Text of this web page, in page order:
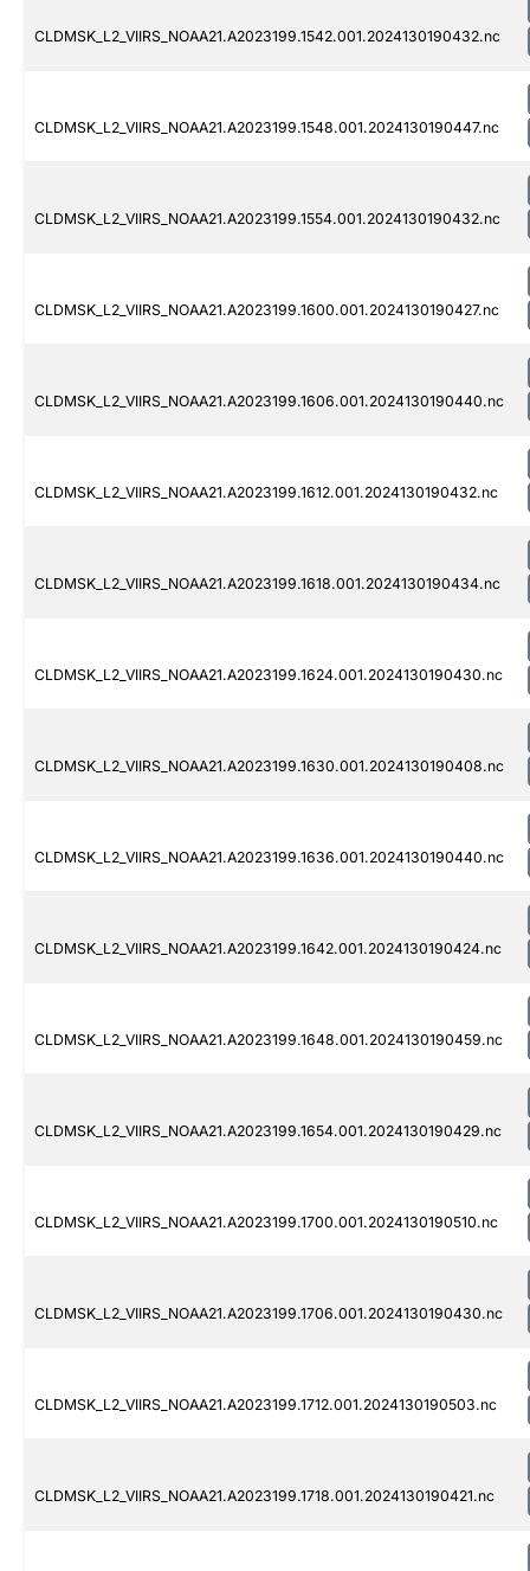
CLDMSK_L2_VIIRS_NOAA21.A2023199.1542.001.2024130190432.nc
CLDMSK_L2_VIIRS_NOAA21.A2023199.1548.001.2024130190447.nc
CLDMSK_L2_VIIRS_NOAA21.A2023199.1554.001.2024130190432.nc
CLDMSK_L2_VIIRS_NOAA21.A2023199.1600.001.2024130190427.nc
CLDMSK_L2_VIIRS_NOAA21.A2023199.1606.001.2024130190440.nc
CLDMSK_L2_VIIRS_NOAA21.A2023199.1612.001.2024130190432.nc
CLDMSK_L2_VIIRS_NOAA21.A2023199.1618.001.2024130190434.nc
CLDMSK_L2_VIIRS_NOAA21.A2023199.1624.001.2024130190430.nc
CLDMSK_L2_VIIRS_NOAA21.A2023199.1630.001.2024130190408.nc
CLDMSK_L2_VIIRS_NOAA21.A2023199.1636.001.2024130190440.nc
CLDMSK_L2_VIIRS_NOAA21.A2023199.1642.001.2024130190424.nc
CLDMSK_L2_VIIRS_NOAA21.A2023199.1648.001.2024130190459.nc
CLDMSK_L2_VIIRS_NOAA21.A2023199.1654.001.2024130190429.nc
CLDMSK_L2_VIIRS_NOAA21.A2023199.1700.001.2024130190510.nc
CLDMSK_L2_VIIRS_NOAA21.A2023199.1706.001.2024130190430.nc
CLDMSK_L2_VIIRS_NOAA21.A2023199.1712.001.2024130190503.nc
CLDMSK_L2_VIIRS_NOAA21.A2023199.1718.001.2024130190421.nc